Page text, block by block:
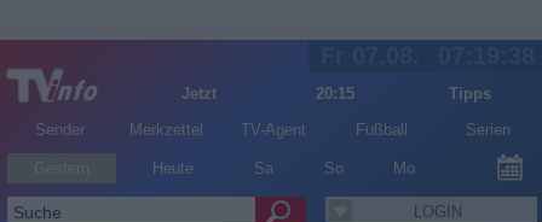
Jetzt 20:15
Tipps
Sender
Merkzettel TV-Agent Fußball Serien
Heute Sa So Mo
LOGIN